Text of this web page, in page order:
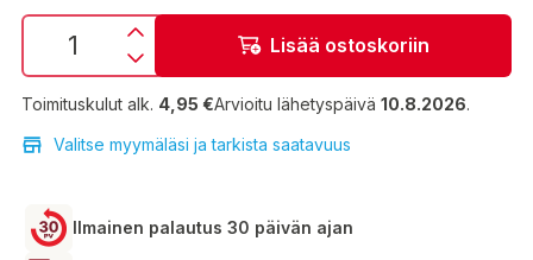
Lisää ostoskoriin
Toimituskulut alk. 4,95 €Arvioitu lähetyspäivä 10.8.2026.
Valitse myymäläsi ja tarkista saatavuus
Ilmainen palautus 30 päivän ajan